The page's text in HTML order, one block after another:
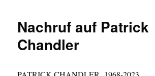
Nachruf auf Patrick
Chandler